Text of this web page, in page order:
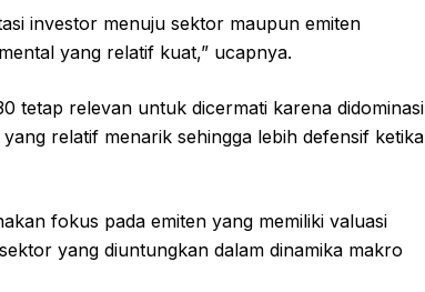
investor menuju sektor maupun emiten
yang relatif kuat,” ucapnya.
tetap relevan untuk dicermati karena didominasi
relatif menarik sehingga lebih defensif ketika
fokus pada emiten yang memiliki valuasi
yang diuntungkan dalam dinamika makro